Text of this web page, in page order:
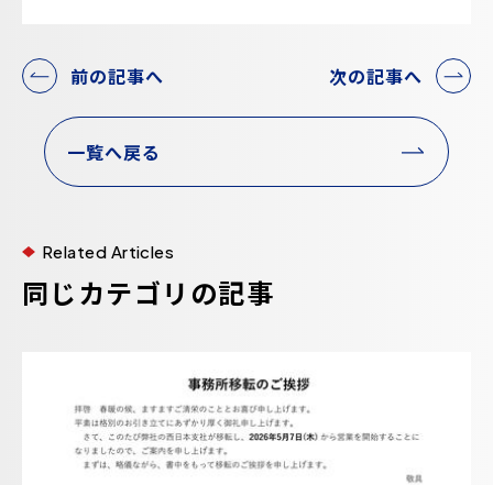
前の記事へ 次の記事へ
一覧へ戻る
Related Articles
同じカテゴリの記事